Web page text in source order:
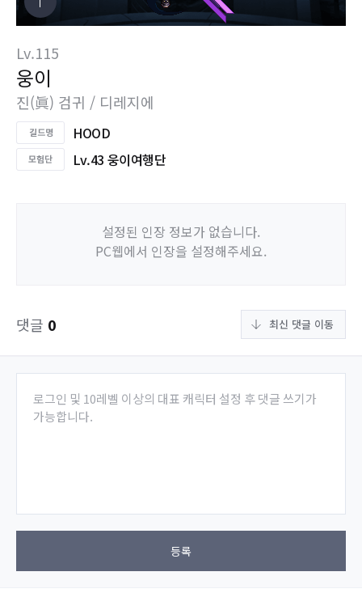
Lv.115
웅이
진(眞) 검귀 / 디레지에
HOOD
Lv.43 웅이여행단
설정된 인장 정보가 없습니다.
PC웹에서 인장을 설정해주세요.
댓글 0 최신 댓글 이동
로그인 및 10레벨 이상의 대표 캐릭터 설정 후 댓글 쓰기가
가능합니다.
등록